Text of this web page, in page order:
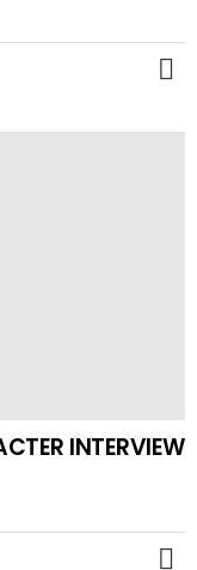
INTERVIEW